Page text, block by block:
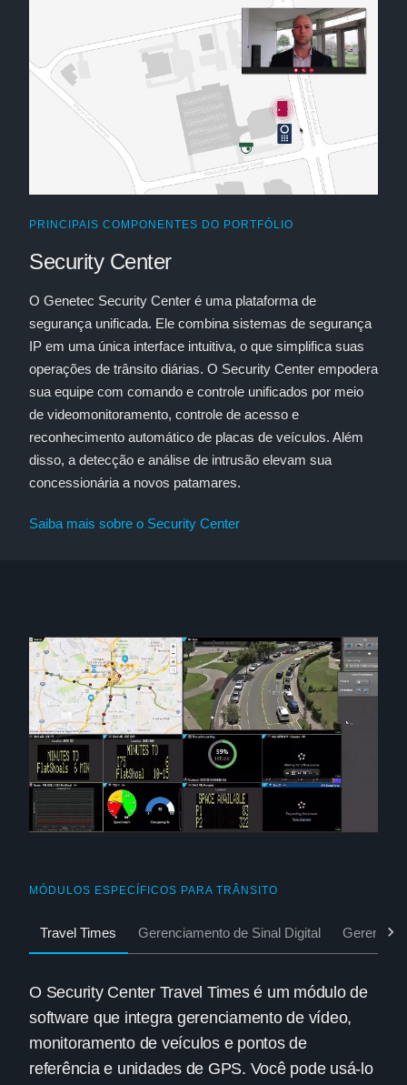
PRINCIPAIS COMPONENTES DO PORTFÓLIO
Security Center
O Genetec Security Center é uma plataforma de
segurança unificada. Ele combina sistemas de segurança
IP em uma única interface intuitiva, o que simplifica suas
operações de trânsito diárias. O Security Center empodera
sua equipe com comando e controle unificados por meio
de videomonitoramento, controle de acesso e
reconhecimento automático de placas de veículos. Além
disso, a detecção e análise de intrusão elevam sua
concessionária a novos patamares.
Saiba mais sobre o Security Center
MÓDULOS ESPECÍFICOS PARA TRÂNSITO
Travel Times Gerenciamento de Sinal Digital
O Security Center Travel Times é um módulo de
software que integra gerenciamento de vídeo,
monitoramento de veículos e pontos de
referência e unidades de GPS. Você pode usá-lo